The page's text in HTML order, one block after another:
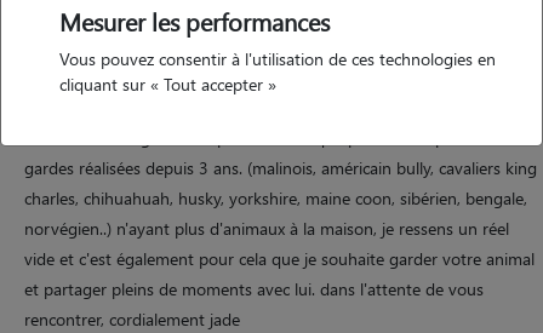
de plusieurs animaux (un labrador, un lapin, des poissons, des chats,
ces derniers et j'aime beaucoup passer du temps en leur compagnie !
gardes réalisées depuis 3 ans. (malinois, américain bully, cavaliers king
charles, chihuahuah, husky, yorkshire, maine coon, sibérien, bengale,
norvégien..) n'ayant plus d'animaux à la maison, je ressens un réel
vide et c'est également pour cela que je souhaite garder votre animal
et partager pleins de moments avec lui. dans l'attente de vous
rencontrer, cordialement jade
Mesurer les performances
Vous pouvez consentir à l'utilisation de ces technologies en
cliquant sur « Tout accepter »